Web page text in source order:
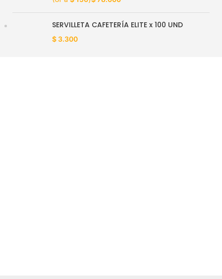
SERVILLETA CAFETERÍA ELITE x 100 UND
$ 3.300